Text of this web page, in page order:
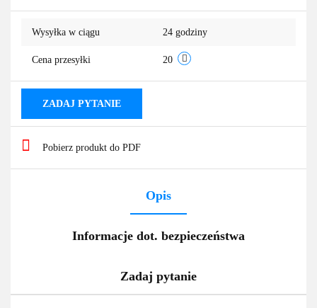
Do
Wysyłka w ciągu 24 godziny
Cena przesyłki 20
ZADAJ PYTANIE
Pobierz produkt do PDF
Opis
Informacje dot. bezpieczeństwa
Zadaj pytanie